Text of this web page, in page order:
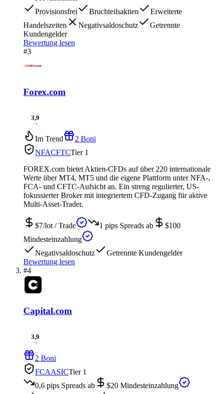
Provisionsfrei
Bruchteilsaktien
Erweiterte
Handelszeiten
Negativsaldoschutz
Getrennte
Kundengelder
Bewertung lesen
#3
Forex.com
3,9
/ 5
Im Trend
2 Boni
NFACFTCTier 1
FOREX.com bietet Aktien-CFDs auf über 220 internationale
Werte über MT4, MT5 und die eigene Plattform unter NFA-,
FCA- und CFTC-Aufsicht an. Ein streng regulierter, US-
fokussierter Broker mit integriertem CFD-Zugang für aktive
Multi-Asset-Trader.
$7/lot / Trade 1 pips Spreads ab
$100
Mindesteinzahlung
Negativsaldoschutz
Getrennte Kundengelder
Bewertung lesen
#4
Capital.com
3,9
/ 5
2 Boni
FCAASICTier 1
0,6 pips Spreads ab $20 Mindesteinzahlung